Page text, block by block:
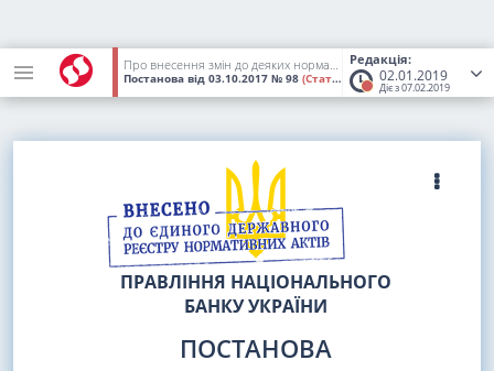
Редакція:
02.01.2019
Діє з 07.02.2019
Про внесення змін до деяких нормативно-правових актів Національного банку України
Постанова від 03.10.2017 № 98 (Статус: Втратив чинність)
ПРАВЛІННЯ НАЦІОНАЛЬНОГО
БАНКУ УКРАЇНИ
ПОСТАНОВА